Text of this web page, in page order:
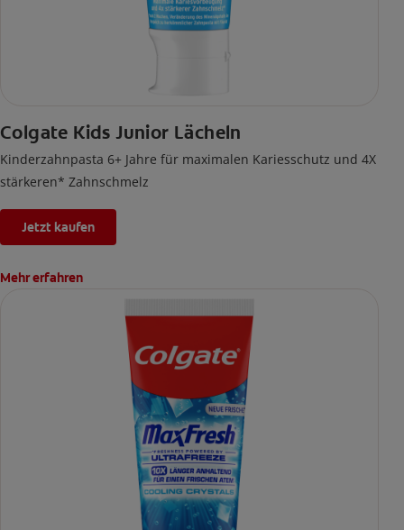
Colgate Kids Junior Lächeln
Kinderzahnpasta 6+ Jahre für maximalen Kariesschutz und 4X
stärkeren* Zahnschmelz
Jetzt kaufen
Mehr erfahren